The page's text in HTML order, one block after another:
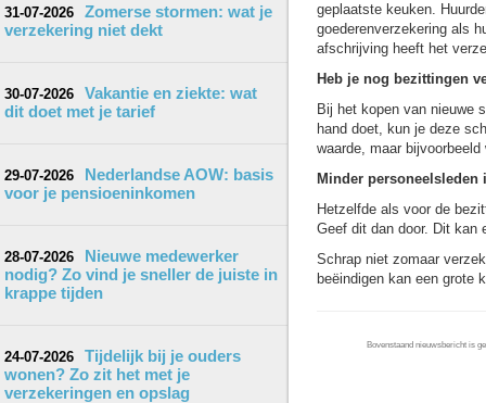
31-07-2026
Zomerse stormen: wat je
verzekering niet dekt
30-07-2026
Vakantie en ziekte: wat
dit doet met je tarief
29-07-2026
Nederlandse AOW: basis
voor je pensioeninkomen
28-07-2026
Nieuwe medewerker
nodig? Zo vind je sneller de juiste in
krappe tijden
24-07-2026
Tijdelijk bij je ouders
wonen? Zo zit het met je
verzekeringen en opslag
geplaatste keuken.
goederenverzekering als
afschrijving heeft het
Heb je nog bezittingen
Bij het kopen van nieuwe
hand doet, kun je deze
waarde, maar
Minder personeelsleden
Hetzelfde als voor de
Geef dit dan door. Dit kan
Schrap niet zomaar
beëindigen kan een grote
Bovenstaand nieuwsbericht is